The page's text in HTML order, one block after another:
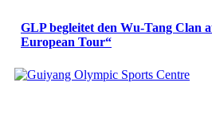
GLP begleitet den Wu-Tang Clan
European Tour“